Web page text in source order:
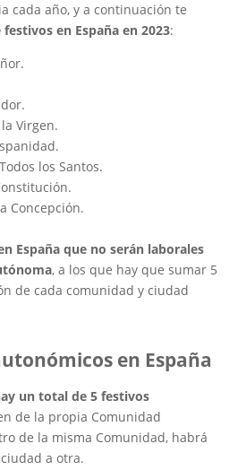
cada año, y a continuación te
en España en 2023:
Virgen.
los Santos.
Concepción.
España que no serán laborales
, a los que hay que sumar 5
de cada comunidad y ciudad
en España
un total de 5 festivos
de la propia Comunidad
de la misma Comunidad, habrá
a otra.